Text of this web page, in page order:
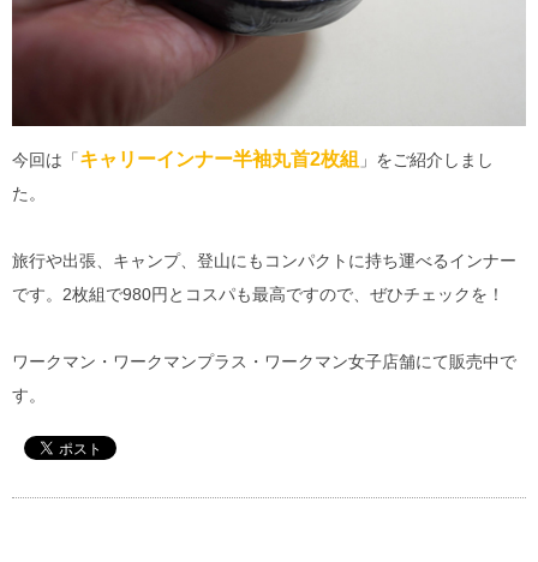
今回は「キャリーインナー半袖丸首2枚組 」をご紹介しまし
た。
旅行や出張、キャンプ、登山にもコンパクトに持ち運べるインナー
です。2枚組で980円とコスパも最高ですので、ぜひチェックを！
ワークマン・ワークマンプラス・ワークマン女子店舗にて販売中で
す。